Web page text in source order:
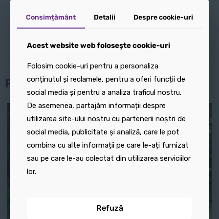
a
fost:
50,00 lei.
este:
Adaugă în coș
Produse similare
Consimțământ Detalii Despre cookie-uri
Acest website web folosește cookie-uri
Folosim cookie-uri pentru a personaliza
conținutul și reclamele, pentru a oferi funcții de
social media și pentru a analiza traficul nostru.
De asemenea, partajăm informații despre
utilizarea site-ului nostru cu partenerii noștri de
social media, publicitate și analiză, care le pot
combina cu alte informații pe care le-ați furnizat
sau pe care le-au colectat din utilizarea serviciilor
lor.
Refuză
Consimțământ Detalii Despre cookie-uri
Acest website web folosește cookie-uri
Folosim cookie-uri pentru a personaliza
conținutul și reclamele, pentru a oferi funcții de
social media și pentru a analiza traficul nostru.
De asemenea, partajăm informații despre
utilizarea site-ului nostru cu partenerii noștri de
social media, publicitate și analiză, care le pot
combina cu alte informații pe care le-ați furnizat
sau pe care le-au colectat din utilizarea serviciilor
lor.
Refuză